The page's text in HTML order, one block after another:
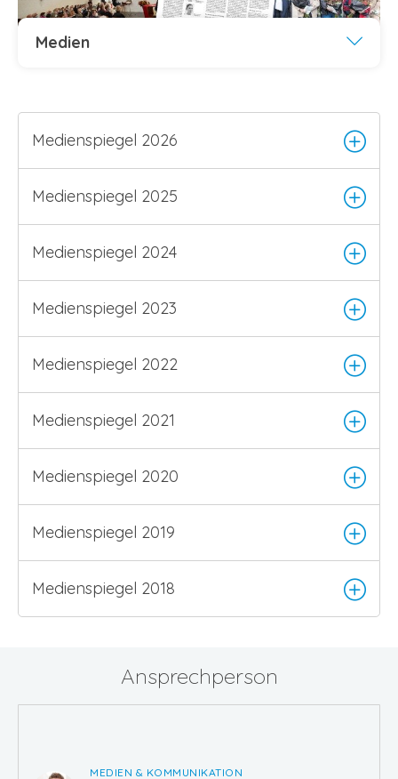
Medien
Medienspiegel 2026
Medienspiegel 2025
Medienspiegel 2024
Medienspiegel 2023
Medienspiegel 2022
Medienspiegel 2021
Medienspiegel 2020
Medienspiegel 2019
Medienspiegel 2018
Ansprechperson
MEDIEN & KOMMUNIKATION